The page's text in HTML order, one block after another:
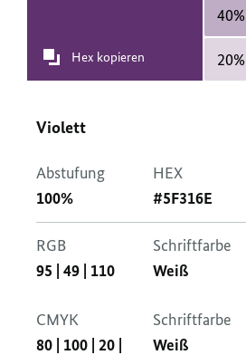
Hex kopieren
40%
20%
Violett
Abstufung
100%
HEX
#5F316E
RGB
95 49 110
Schriftfarbe
Weiß
CMYK
80 100 20
Schriftfarbe
Weiß